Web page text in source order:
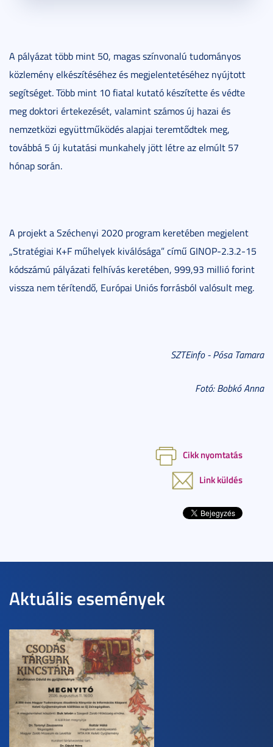
A pályázat több mint 50, magas színvonalú tudományos
közlemény elkészítéséhez és megjelentetéséhez nyújtott
segítséget. Több mint 10 fiatal kutató készítette és védte
meg doktori értekezését, valamint számos új hazai és
nemzetközi együttműködés alapjai teremtődtek meg,
továbbá 5 új kutatási munkahely jött létre az elmúlt 57
hónap során.
A projekt a Széchenyi 2020 program keretében megjelent
„Stratégiai K+F műhelyek kiválósága” című GINOP-2.3.2-15
kódszámú pályázati felhívás keretében, 999,93 millió forint
vissza nem térítendő, Európai Uniós forrásból valósult meg.
SZTEinfo - Pósa Tamara
Fotó: Bobkó Anna
Cikk nyomtatás
Link küldés
Aktuális események